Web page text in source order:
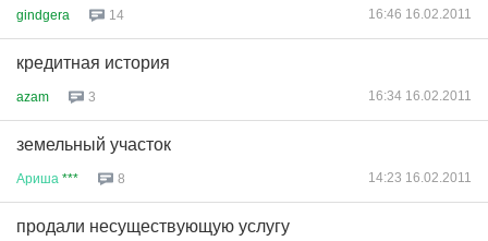
gindgera 14 16:46 16.02.2011
кредитная история
azam 3 16:34 16.02.2011
земельный участок
Ариша *** 8 14:23 16.02.2011
продали несуществующую услугу